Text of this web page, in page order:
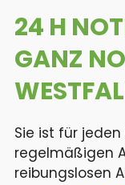
24 H
GANZ
Sie ist für
regelmäßigen
reibungslosen